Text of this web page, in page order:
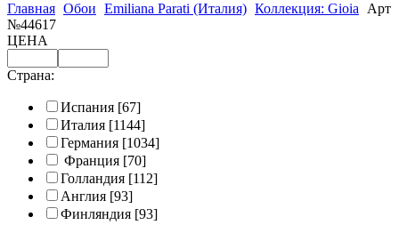
Главная Обои Emiliana Parati (Италия) Коллекция: Gioia
Арт
№44617
ЦЕНА
Страна:
Испания [67]
Италия [1144]
Германия [1034]
Франция [70]
Голландия [112]
Англия [93]
Финляндия [93]